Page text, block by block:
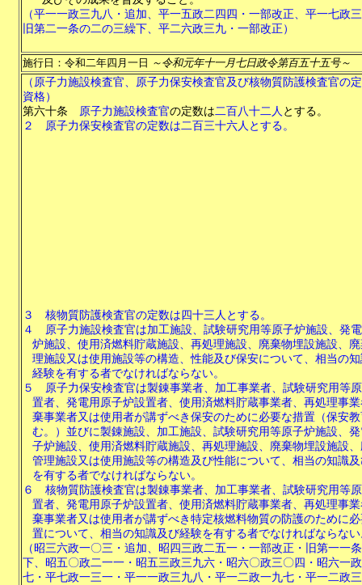
（平一一政三九八・追加、平一五政二四四・一部改正、平一七政
旧第二一条の二の三繰下、平二六政三九・一部改正）
施行日：令和二年四月一日 ～令和元年十一月七日政令第百五十五号～
（原子力施設検査官、原子力保安検査官及び核物質防護検査官の
資格）
第六十条
原子力施設検査官の定数は二百八十二人 とする。
２
原子力保安検査官の定数は二百三十六人とする。
３
核物質防護検査官の定数は四十三人とする。
４
原子力施設検査官は加工施設、試験研究用等原子炉施設、発
炉施設、使用済燃料貯蔵施設、再処理施設、廃棄物埋設施設、
理施設又は使用施設等の構造、性能及び保安について、相当の
経験を有する者でなければならない。
５
原子力保安検査官は製錬事業者、加工事業者、試験研究用等
置者、発電用原子炉設置者、使用済燃料貯蔵事業者、再処理事
棄事業者又は使用者が講ずべき保安のために必要な措置（保安
む。）並びに製錬施設、加工施設、試験研究用等原子炉施設、
子炉施設、使用済燃料貯蔵施設、再処理施設、廃棄物埋設施設
管理施設又は使用施設等の構造及び性能について、相当の知識
を有する者でなければならない。
６
核物質防護検査官は製錬事業者、加工事業者、試験研究用等
置者、発電用原子炉設置者、使用済燃料貯蔵事業者、再処理事
棄事業者又は使用者が講ずべき特定核燃料物質の防護のために
置について、相当の知識及び経験を有する者でなければならない
（昭三六政一〇三・追加、昭四三政二五一・一部改正・旧第一一
下、昭五〇政二一一・昭五三政三九六・昭六〇政三〇四・昭六一
七・平七政一三一・平一一政三九八・平一二政一九七・平一二政